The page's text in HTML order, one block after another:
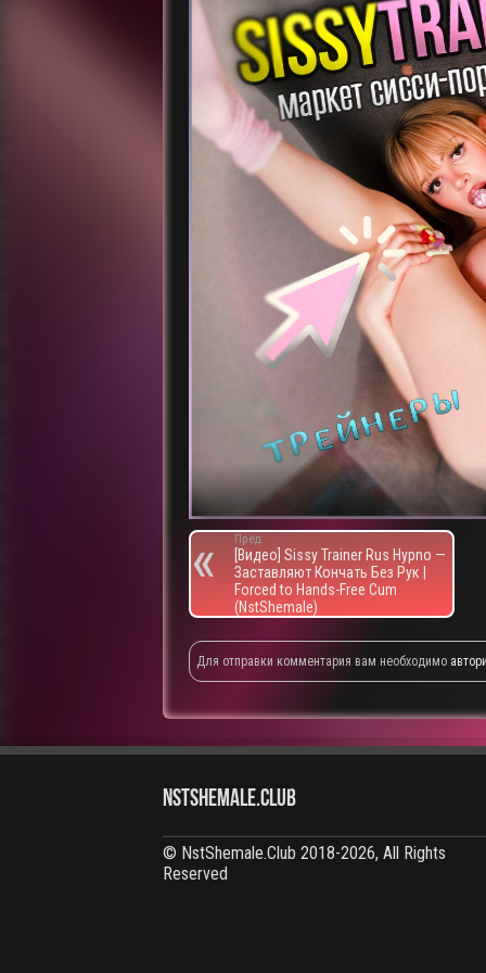
Пред.
[Видео] Sissy Trainer Rus Hypno —
Заставляют Кончать Без Рук |
Forced to Hands-Free Cum
(NstShemale)
Для отправки комментария вам необходимо
NstShemale.Club
© NstShemale.Club 2018-2026, All Rights
Reserved